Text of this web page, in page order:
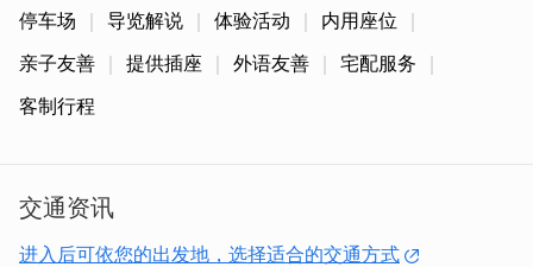
停车场 导览解说 体验活动 内用座位
亲子友善 提供插座 外语友善 宅配服务
客制行程
交通资讯
进入后可依您的出发地，选择适合的交通方式